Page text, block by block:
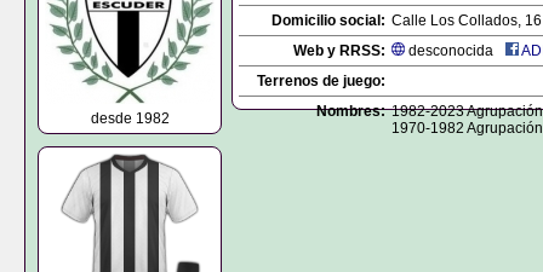
desde 1982
Domicilio social: Calle Los Collados,
Web y RRSS:
desconocida
Terrenos de juego:
Nombres: 1982-2023
1970-1982